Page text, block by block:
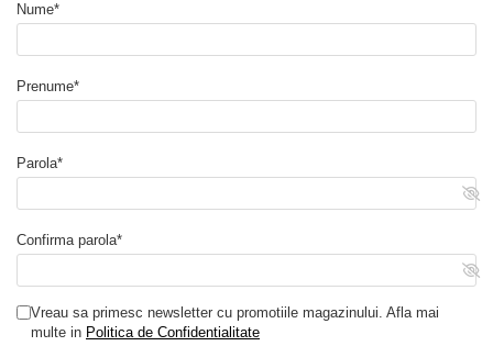
Nume*
Prenume*
Parola*
Confirma parola*
Vreau sa primesc newsletter cu promotiile magazinului. Afla mai
multe in Politica de Confidentialitate